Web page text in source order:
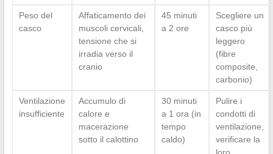
Peso del
casco
Affaticamento dei
muscoli cervicali,
tensione che si
irradia verso il
cranio
45 minuti
a 2 ore
Scegliere un
casco più
leggero
(fibre
composite,
carbonio)
Ventilazione
insufficiente
Accumulo di
calore e
macerazione
sotto il calottino
30 minuti
a 1 ora (in
tempo
caldo)
Pulire i
condotti di
ventilazione,
verificare la